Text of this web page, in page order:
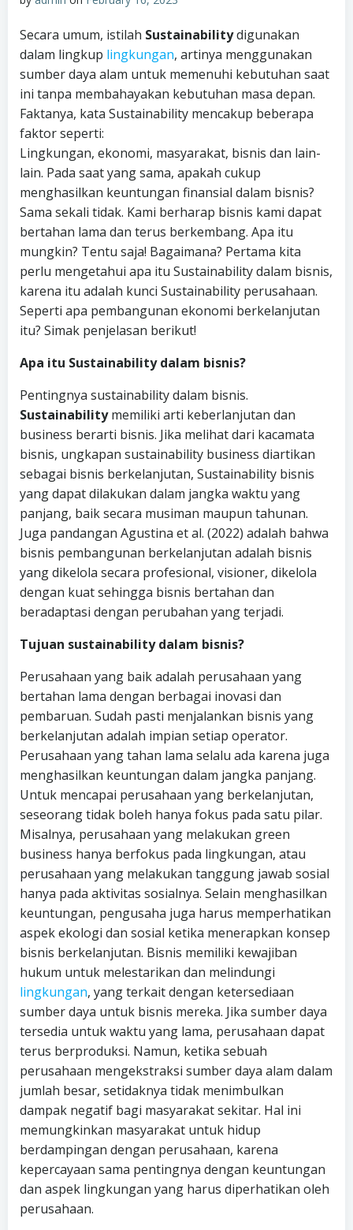
Secara umum, istilah Sustainabilitydigunakan
dalam lingkup lingkungan, artinya menggunakan
sumber daya alam untuk memenuhi kebutuhan saat
ini tanpa membahayakan kebutuhan masa depan.
Faktanya, kata Sustainability mencakup beberapa
faktor seperti:
Lingkungan, ekonomi, masyarakat, bisnis dan lain-
lain. Pada saat yang sama, apakah cukup
menghasilkan keuntungan finansial dalam bisnis?
Sama sekali tidak. Kami berharap bisnis kami dapat
bertahan lama dan terus berkembang. Apa itu
mungkin? Tentu saja! Bagaimana? Pertama kita
perlu mengetahui apa itu Sustainability dalam bisnis,
karena itu adalah kunci Sustainability perusahaan.
Seperti apa pembangunan ekonomi berkelanjutan
itu? Simak penjelasan berikut!
Apa itu Sustainability dalam bisnis?
Pentingnya sustainability dalam bisnis.
Sustainabilitymemiliki arti keberlanjutan dan
business berarti bisnis. Jika melihat dari kacamata
bisnis, ungkapan sustainability business diartikan
sebagai bisnis berkelanjutan, Sustainability bisnis
yang dapat dilakukan dalam jangka waktu yang
panjang, baik secara musiman maupun tahunan.
Juga pandangan Agustina et al. (2022) adalah bahwa
bisnis pembangunan berkelanjutan adalah bisnis
yang dikelola secara profesional, visioner, dikelola
dengan kuat sehingga bisnis bertahan dan
beradaptasi dengan perubahan yang terjadi.
Tujuan sustainability dalam bisnis?
Perusahaan yang baik adalah perusahaan yang
bertahan lama dengan berbagai inovasi dan
pembaruan. Sudah pasti menjalankan bisnis yang
berkelanjutan adalah impian setiap operator.
Perusahaan yang tahan lama selalu ada karena juga
menghasilkan keuntungan dalam jangka panjang.
Untuk mencapai perusahaan yang berkelanjutan,
seseorang tidak boleh hanya fokus pada satu pilar.
Misalnya, perusahaan yang melakukan green
business hanya berfokus pada lingkungan, atau
perusahaan yang melakukan tanggung jawab sosial
hanya pada aktivitas sosialnya. Selain menghasilkan
keuntungan, pengusaha juga harus memperhatikan
aspek ekologi dan sosial ketika menerapkan konsep
bisnis berkelanjutan. Bisnis memiliki kewajiban
hukum untuk melestarikan dan melindungi
lingkungan, yang terkait dengan ketersediaan
sumber daya untuk bisnis mereka. Jika sumber daya
tersedia untuk waktu yang lama, perusahaan dapat
terus berproduksi. Namun, ketika sebuah
perusahaan mengekstraksi sumber daya alam dalam
jumlah besar, setidaknya tidak menimbulkan
dampak negatif bagi masyarakat sekitar. Hal ini
memungkinkan masyarakat untuk hidup
berdampingan dengan perusahaan, karena
kepercayaan sama pentingnya dengan keuntungan
dan aspek lingkungan yang harus diperhatikan oleh
perusahaan.